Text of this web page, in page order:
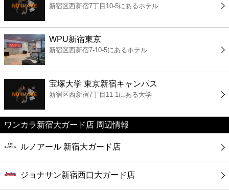
書店
ファミレス
ファーストフード
カフェ
ショッピング
新宿区西新宿7丁目10-5にあるホテル
WPU新宿東京
新宿区西新宿7-10-5にあるホテル
宝塚大学 東京新宿キャンパス
新宿区西新宿7丁目11-1にある大学
ワンカラ新宿大ガード店 周辺情報
ルノアール 新宿大ガード店
ジョナサン新宿西口大ガード店